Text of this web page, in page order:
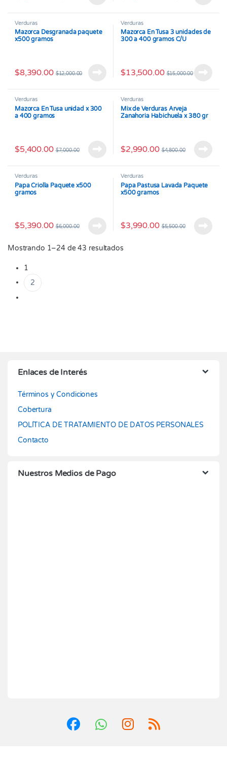
Verduras
Mazorca Desgranada paquete
x500 gramos
$8,390.00 $12,000.00
Verduras
Mazorca En Tusa 3 unidades de
300 a 400 gramos C/U
$13,500.00 $15,000.00
Verduras
Mazorca En Tusa unidad x 300
a 400 gramos
$5,400.00 $7,000.00
Verduras
Mix de Verduras Arveja
Zanahoria Habichuela x 380 gr
$2,990.00 $4,800.00
Verduras
Papa Criolla Paquete x500
gramos
$5,390.00 $6,000.00
Verduras
Papa Pastusa Lavada Paquete
x500 gramos
$3,990.00 $5,500.00
Mostrando 1–24 de 43 resultados
1
2
Enlaces de Interés
Términos y Condiciones
Cobertura
POLÍTICA DE TRATAMIENTO DE DATOS PERSONALES
Contacto
Nuestros Medios de Pago